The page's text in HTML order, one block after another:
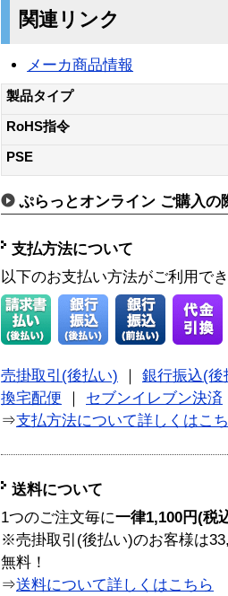
関連リンク
メーカ商品情報
製品タイプ
RoHS指令
PSE
ぷらっとオンライン ご購入の
支払方法について
以下のお支払い方法がご利用で
売掛取引(後払い) ｜ 銀行振込(後
換宅配便 ｜ セブンイレブン決済
⇒支払方法について詳しくはこ
送料について
1つのご注文毎に一律1,100円(税
※売掛取引(後払い)のお客様は
無料！
⇒送料について詳しくはこちら